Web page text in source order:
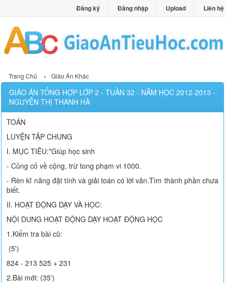
Đăng ký Đăng nhập Upload Liên hệ
Trang Chủ › Giáo Án Khác
GIÁO ÁN TỔNG HỢP LỚP 2 - TUẦN 32 - NĂM HỌC 2012-2013 -
NGUYỄN THỊ THANH HÀ
TOÁN
LUYỆN TẬP CHUNG
I. MỤC TIÊU:*Giúp học sinh
- Củng cố về cộng, trừ tong phạm vi 1000.
- Rèn kĩ năng đặt tính và giải toán có lời văn.Tìm thành phần chưa
biết.
II. HOẠT ĐỘNG DẠY VÀ HỌC:
NỘI DUNG HOẠT ĐỘNG DẠY HOẠT ĐỘNG HỌC
1.Kiểm tra bài cũ:
(5')
824 - 213 525 + 231
2.Bài mới: (35')